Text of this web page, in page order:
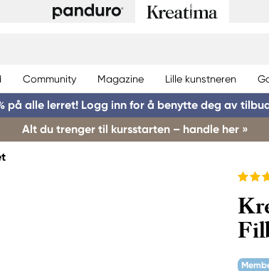
Community Magazine Lille kunstneren
på alle lerret! Logg inn for å benytte deg av
Alt du trenger til kursstarten – handle her »